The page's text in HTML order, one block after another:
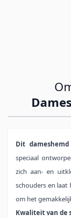
Dit dameshemd
speciaal
zich aan- en
schouders en laat
om het
Kwaliteit van de